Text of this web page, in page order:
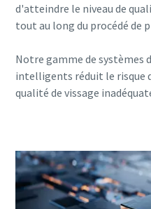
d'atteindre le niveau de
tout au long du procédé de
Notre gamme de systèmes
intelligents réduit le risque
qualité de vissage